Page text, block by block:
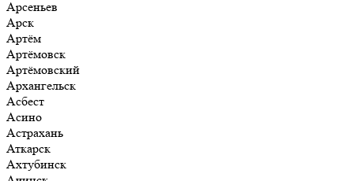
Арсеньев
Арск
Артём
Артёмовск
Артёмовский
Архангельск
Асбест
Асино
Астрахань
Аткарск
Ахтубинск